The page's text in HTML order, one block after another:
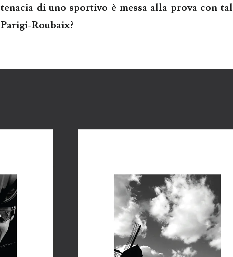
tenacia di uno sportivo è messa alla prova con
Parigi-Roubaix?